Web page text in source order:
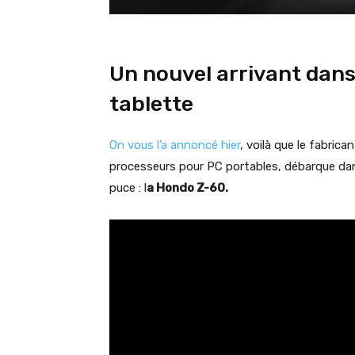
Un nouvel arrivant
tablette
On vous l’a annoncé hier, voilà que le
processeurs pour PC portables, débarque
puce : la Hondo Z-60.